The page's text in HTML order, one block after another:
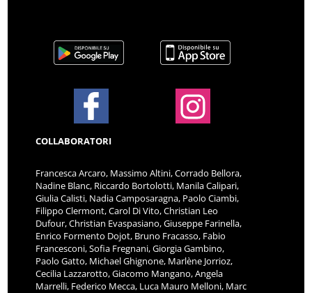
COLLABORATORI
Francesca Arcaro, Massimo Altini, Corrado Bellora,
Nadine Blanc, Riccardo Bortolotti, Manila Calipari,
Giulia Calisti, Nadia Camposaragna, Paolo Ciambi,
Filippo Clermont, Carol Di Vito, Christian Leo
Dufour, Christian Evaspasiano, Giuseppe Farinella,
Enrico Formento Dojot, Bruno Fracasso, Fabio
Francesconi, Sofia Fregnani, Giorgia Gambino,
Paolo Gatto, Michael Ghignone, Marlène Jorrioz,
Cecilia Lazzarotto, Giacomo Mangano, Angela
Marrelli, Federico Mecca, Luca Mauro Melloni, Marc